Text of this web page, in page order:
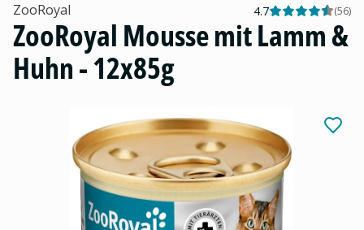
ZooRoyal 4.7 (56)
ZooRoyal Mousse mit Lamm &
Huhn - 12x85g